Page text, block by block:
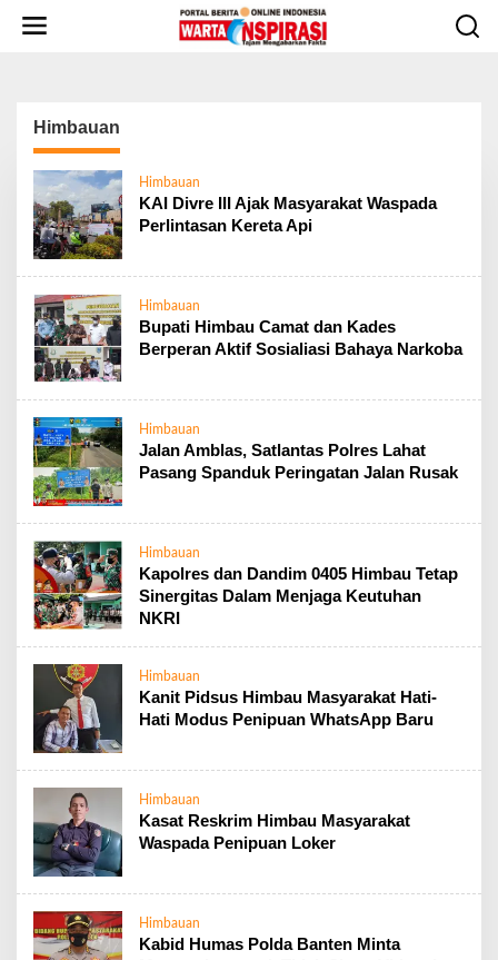
Himbauan
Himbauan
KAI Divre III Ajak Masyarakat Waspada
Perlintasan Kereta Api
Himbauan
Bupati Himbau Camat dan Kades
Berperan Aktif Sosialiasi Bahaya Narkoba
Himbauan
Jalan Amblas, Satlantas Polres Lahat
Pasang Spanduk Peringatan Jalan Rusak
Himbauan
Kapolres dan Dandim 0405 Himbau Tetap
Sinergitas Dalam Menjaga Keutuhan
NKRI
Himbauan
Kanit Pidsus Himbau Masyarakat Hati-
Hati Modus Penipuan WhatsApp Baru
Himbauan
Kasat Reskrim Himbau Masyarakat
Waspada Penipuan Loker
Himbauan
Kabid Humas Polda Banten Minta